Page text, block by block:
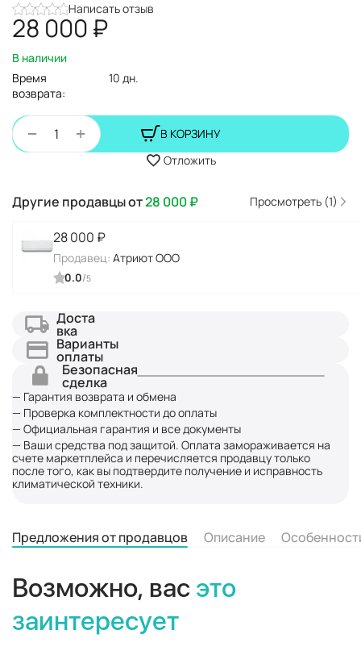
Написать отзыв
28 000₽
В наличии
Время
возврата:
10 дн.
+
−
В КОРЗИНУ
Отложить
Другие продавцы от28 000₽ Просмотреть (1)
28 000 ₽
Продавец: Атриют ООО
0.0/5
Доста
вка
Варианты
оплаты
Безопасная
сделка
— Гарантия возврата и обмена
— Проверка комплектности до оплаты
— Официальная гарантия и все документы
— Ваши средства под защитой. Оплата замораживается на
счете маркетплейса и перечисляется продавцу только
после того, как вы подтвердите получение и исправность
климатической техники.
Предложения от продавцов Описание
Возможно, вас это
заинтересует